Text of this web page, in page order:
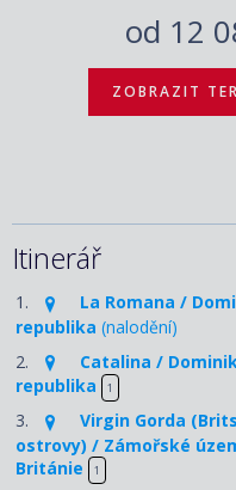
od 12
ZOBRAZIT
Itinerář
1.
La Romana /
republika (nalodění)
2.
Catalina /
republika
1
3.
Virgin Gorda
ostrovy) / Zámořské
Británie
1